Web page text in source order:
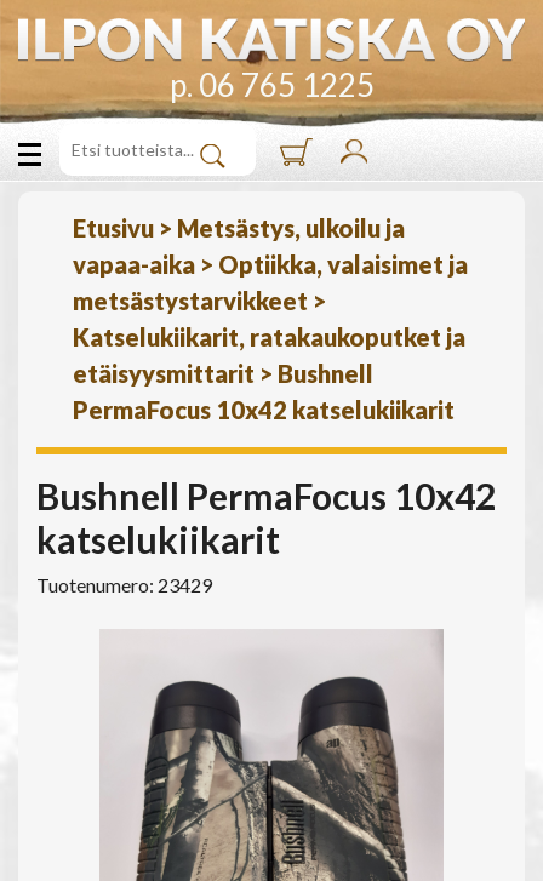
p. 06 765 1225
Etusivu > Metsästys, ulkoilu ja
vapaa-aika > Optiikka, valaisimet ja
metsästystarvikkeet >
Katselukiikarit, ratakaukoputket ja
etäisyysmittarit > Bushnell
PermaFocus 10x42 katselukiikarit
Bushnell PermaFocus 10x42
katselukiikarit
Tuotenumero: 23429